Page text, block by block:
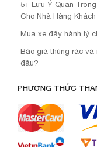
5+ Lưu Ý Quan
Cho Nhà Hàng Khách
Mua xe đẩy hành lý
Báo giá thùng rác và
đâu?
PHƯƠNG THỨC